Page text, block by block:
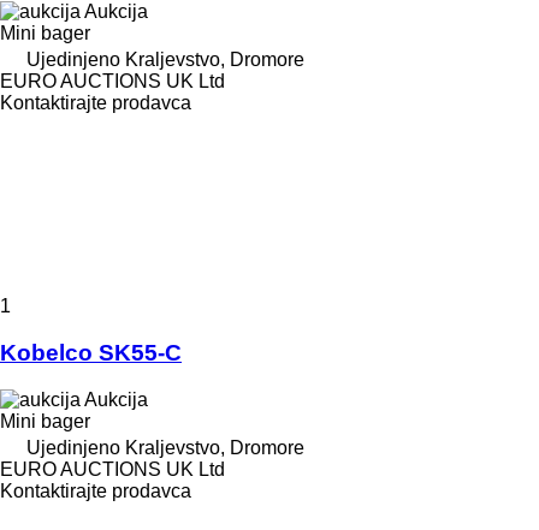
Aukcija
Mini bager
Ujedinjeno Kraljevstvo, Dromore
EURO AUCTIONS UK Ltd
Kontaktirajte prodavca
1
Kobelco SK55-C
Aukcija
Mini bager
Ujedinjeno Kraljevstvo, Dromore
EURO AUCTIONS UK Ltd
Kontaktirajte prodavca